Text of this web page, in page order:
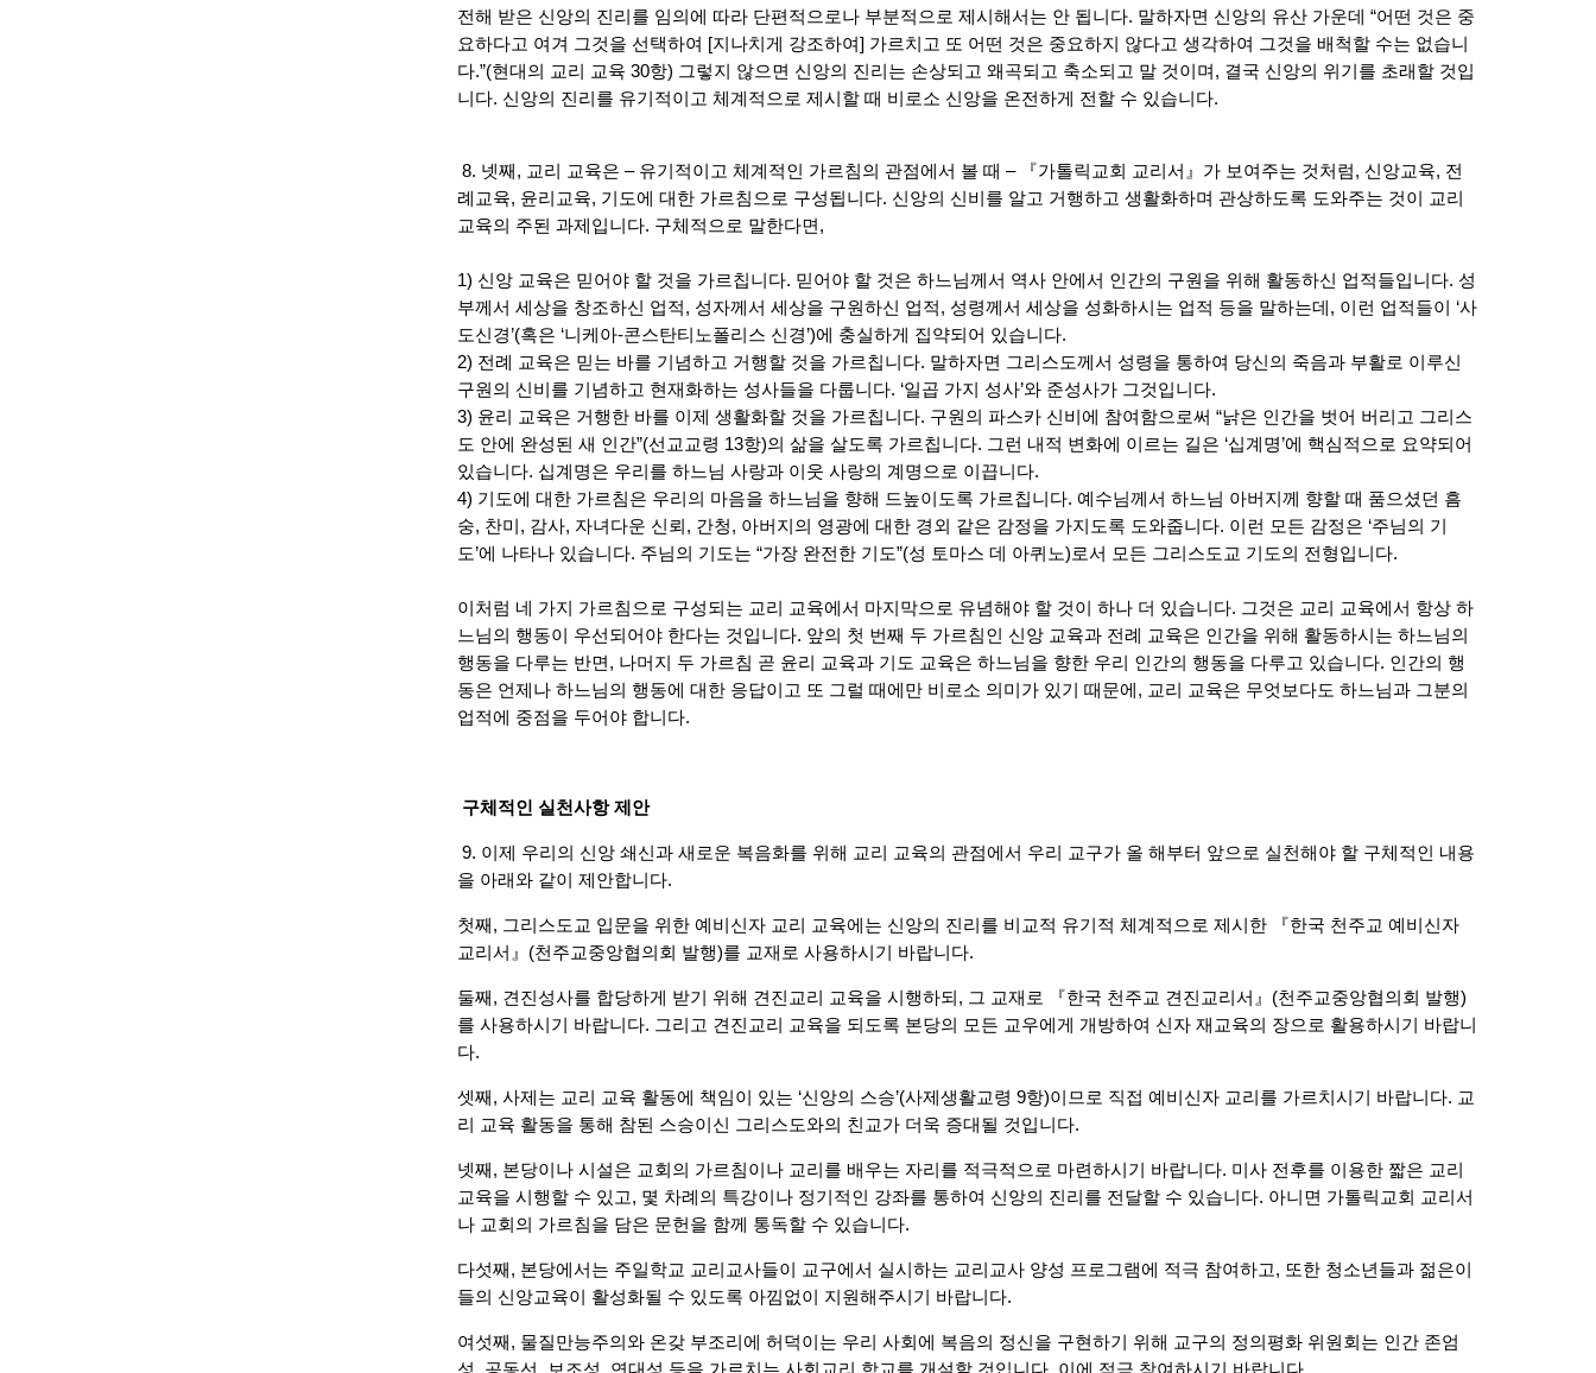
전해 받은 신앙의 진리를 임의에 따라 단편적으로나 부분적으로 제시해서는 안 됩니다. 말하자면 신앙의 유산 가운데 “어떤 것은 중
요하다고 여겨 그것을 선택하여 [지나치게 강조하여] 가르치고 또 어떤 것은 중요하지 않다고 생각하여 그것을 배척할 수는 없습니
다.”(현대의 교리 교육 30항) 그렇지 않으면 신앙의 진리는 손상되고 왜곡되고 축소되고 말 것이며, 결국 신앙의 위기를 초래할 것입
니다. 신앙의 진리를 유기적이고 체계적으로 제시할 때 비로소 신앙을 온전하게 전할 수 있습니다.
8. 넷째, 교리 교육은 – 유기적이고 체계적인 가르침의 관점에서 볼 때 – 『가톨릭교회 교리서』가 보여주는 것처럼, 신앙교육, 전
례교육, 윤리교육, 기도에 대한 가르침으로 구성됩니다. 신앙의 신비를 알고 거행하고 생활화하며 관상하도록 도와주는 것이 교리
교육의 주된 과제입니다. 구체적으로 말한다면,
1) 신앙 교육은 믿어야 할 것을 가르칩니다. 믿어야 할 것은 하느님께서 역사 안에서 인간의 구원을 위해 활동하신 업적들입니다. 성
부께서 세상을 창조하신 업적, 성자께서 세상을 구원하신 업적, 성령께서 세상을 성화하시는 업적 등을 말하는데, 이런 업적들이 ‘사
도신경’(혹은 ‘니케아-콘스탄티노폴리스 신경’)에 충실하게 집약되어 있습니다.
2) 전례 교육은 믿는 바를 기념하고 거행할 것을 가르칩니다. 말하자면 그리스도께서 성령을 통하여 당신의 죽음과 부활로 이루신
구원의 신비를 기념하고 현재화하는 성사들을 다룹니다. ‘일곱 가지 성사’와 준성사가 그것입니다.
3) 윤리 교육은 거행한 바를 이제 생활화할 것을 가르칩니다. 구원의 파스카 신비에 참여함으로써 “낡은 인간을 벗어 버리고 그리스
도 안에 완성된 새 인간”(선교교령 13항)의 삶을 살도록 가르칩니다. 그런 내적 변화에 이르는 길은 ‘십계명’에 핵심적으로 요약되어
있습니다. 십계명은 우리를 하느님 사랑과 이웃 사랑의 계명으로 이끕니다.
4) 기도에 대한 가르침은 우리의 마음을 하느님을 향해 드높이도록 가르칩니다. 예수님께서 하느님 아버지께 향할 때 품으셨던 흠
숭, 찬미, 감사, 자녀다운 신뢰, 간청, 아버지의 영광에 대한 경외 같은 감정을 가지도록 도와줍니다. 이런 모든 감정은 ‘주님의 기
도’에 나타나 있습니다. 주님의 기도는 “가장 완전한 기도”(성 토마스 데 아퀴노)로서 모든 그리스도교 기도의 전형입니다.
이처럼 네 가지 가르침으로 구성되는 교리 교육에서 마지막으로 유념해야 할 것이 하나 더 있습니다. 그것은 교리 교육에서 항상 하
느님의 행동이 우선되어야 한다는 것입니다. 앞의 첫 번째 두 가르침인 신앙 교육과 전례 교육은 인간을 위해 활동하시는 하느님의
행동을 다루는 반면, 나머지 두 가르침 곧 윤리 교육과 기도 교육은 하느님을 향한 우리 인간의 행동을 다루고 있습니다. 인간의 행
동은 언제나 하느님의 행동에 대한 응답이고 또 그럴 때에만 비로소 의미가 있기 때문에, 교리 교육은 무엇보다도 하느님과 그분의
업적에 중점을 두어야 합니다.​
구체적인 실천사항 제안
9. 이제 우리의 신앙 쇄신과 새로운 복음화를 위해 교리 교육의 관점에서 우리 교구가 올 해부터 앞으로 실천해야 할 구체적인 내용
을 아래와 같이 제안합니다.
첫째, 그리스도교 입문을 위한 예비신자 교리 교육에는 신앙의 진리를 비교적 유기적 체계적으로 제시한 『한국 천주교 예비신자
교리서』(천주교중앙협의회 발행)를 교재로 사용하시기 바랍니다.
둘째, 견진성사를 합당하게 받기 위해 견진교리 교육을 시행하되, 그 교재로 『한국 천주교 견진교리서』(천주교중앙협의회 발행)
를 사용하시기 바랍니다. 그리고 견진교리 교육을 되도록 본당의 모든 교우에게 개방하여 신자 재교육의 장으로 활용하시기 바랍니
다.
셋째, 사제는 교리 교육 활동에 책임이 있는 ‘신앙의 스승’(사제생활교령 9항)이므로 직접 예비신자 교리를 가르치시기 바랍니다. 교
리 교육 활동을 통해 참된 스승이신 그리스도와의 친교가 더욱 증대될 것입니다.
넷째, 본당이나 시설은 교회의 가르침이나 교리를 배우는 자리를 적극적으로 마련하시기 바랍니다. 미사 전후를 이용한 짧은 교리
교육을 시행할 수 있고, 몇 차례의 특강이나 정기적인 강좌를 통하여 신앙의 진리를 전달할 수 있습니다. 아니면 가톨릭교회 교리서
나 교회의 가르침을 담은 문헌을 함께 통독할 수 있습니다.
다섯째, 본당에서는 주일학교 교리교사들이 교구에서 실시하는 교리교사 양성 프로그램에 적극 참여하고, 또한 청소년들과 젊은이
들의 신앙교육이 활성화될 수 있도록 아낌없이 지원해주시기 바랍니다.
여섯째, 물질만능주의와 온갖 부조리에 허덕이는 우리 사회에 복음의 정신을 구현하기 위해 교구의 정의평화 위원회는 인간 존엄
성, 공동선, 보조성, 연대성 등을 가르치는 사회교리 학교를 개설할 것입니다. 이에 적극 참여하시기 바랍니다.